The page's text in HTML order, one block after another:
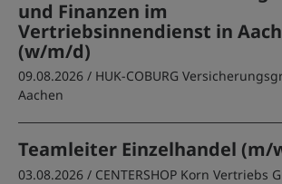
und Finanzen im
Vertriebsinnendienst in
(w/m/d)
09.08.2026 / HUK-COBURG
Aachen
Teamleiter Einzelhandel (m/
03.08.2026 / CENTERSHOP Korn Vertriebs